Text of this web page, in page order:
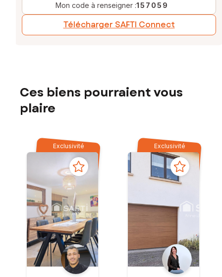
Mon code à renseigner :157059
Télécharger SAFTI Connect
Ces biens pourraient vous
plaire
Exclusivité Exclusivité